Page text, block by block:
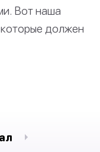
Вот наша
которые должен